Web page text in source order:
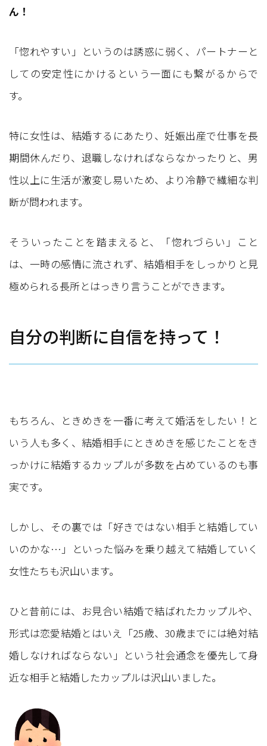
ん！
「惚れやすい」というのは誘惑に弱く、パートナーと
しての安定性にかけるという一面にも繋がるからで
す。
特に女性は、結婚するにあたり、妊娠出産で仕事を長
期間休んだり、退職しなければならなかったりと、男
性以上に生活が激変し易いため、より冷静で繊細な判
断が問われます。
そういったことを踏まえると、「惚れづらい」こと
は、一時の感情に流されず、結婚相手をしっかりと見
極められる長所とはっきり言うことができます。
自分の判断に自信を持って！
もちろん、ときめきを一番に考えて婚活をしたい！と
いう人も多く、結婚相手にときめきを感じたことをき
っかけに結婚するカップルが多数を占めているのも事
実です。
しかし、その裏では「好きではない相手と結婚してい
いのかな…」といった悩みを乗り越えて結婚していく
女性たちも沢山います。
ひと昔前には、お見合い結婚で結ばれたカップルや、
形式は恋愛結婚とはいえ「25歳、30歳までには絶対結
婚しなければならない」という社会通念を優先して身
近な相手と結婚したカップルは沢山いました。